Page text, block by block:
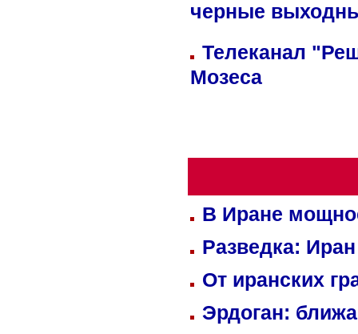
черные
Телеканал
Мозеса
В Иране
Разведка:
От иранских
Эрдоган: